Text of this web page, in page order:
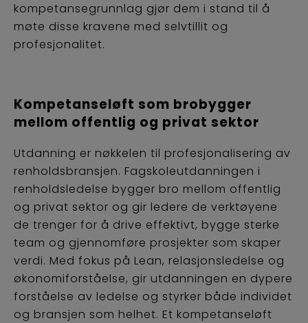
kompetansegrunnlag gjør dem i stand til å
møte disse kravene med selvtillit og
profesjonalitet.
Kompetanseløft som brobygger
mellom offentlig og privat sektor
Utdanning er nøkkelen til profesjonalisering av
renholdsbransjen. Fagskoleutdanningen i
renholdsledelse bygger bro mellom offentlig
og privat sektor og gir ledere de verktøyene
de trenger for å drive effektivt, bygge sterke
team og gjennomføre prosjekter som skaper
verdi. Med fokus på Lean, relasjonsledelse og
økonomiforståelse, gir utdanningen en dypere
forståelse av ledelse og styrker både individet
og bransjen som helhet. Et kompetanseløft